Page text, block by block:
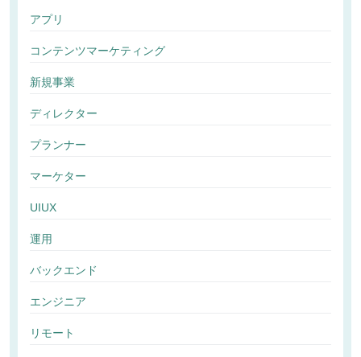
アプリ
コンテンツマーケティング
新規事業
ディレクター
プランナー
マーケター
UIUX
運用
バックエンド
エンジニア
リモート